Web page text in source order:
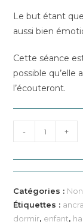
Le but étant
aussi bien
Cette séance
possible qu’elle
l’écouteront.
quantité
de
Audio
enfant
-
Harmoniser
ses
- +
Catégories :
Étiquettes :
dormir, enfant,